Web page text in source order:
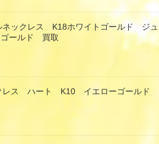
ックレス K18ホワイトゴールド ジュ
ールド 買取
レス ハート K10 イエローゴールド